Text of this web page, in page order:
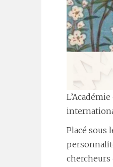
Placé sous
chercheurs